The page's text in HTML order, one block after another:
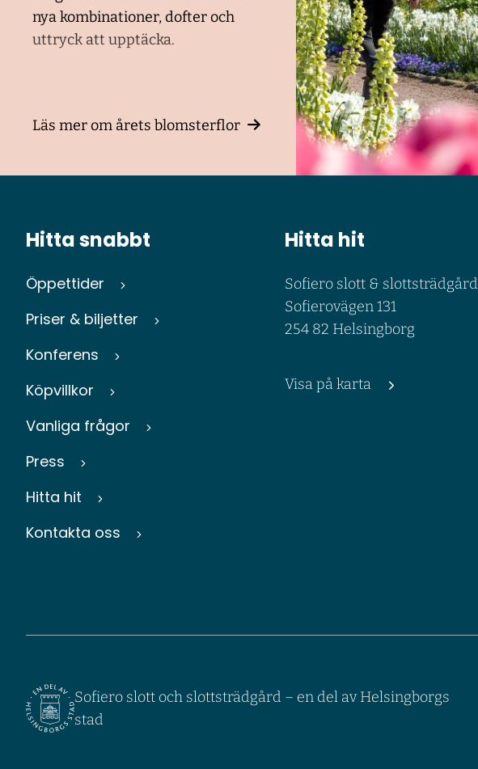
nya kombinationer, dofter och
uttryck att upptäcka.
Läs mer om årets blomsterflor
Hitta snabbt
Öppettider
Priser & biljetter
Konferens
Köpvillkor
Vanliga frågor
Press
Hitta hit
Kontakta oss
Hitta hit
Sofiero slott & slottsträdgård
Sofierovägen 131
254 82 Helsingborg
Visa på karta
Sofiero slott och slottsträdgård – en del av Helsingborgs
stad